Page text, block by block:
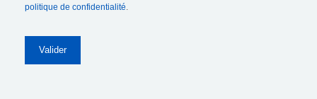
politique de confidentialité